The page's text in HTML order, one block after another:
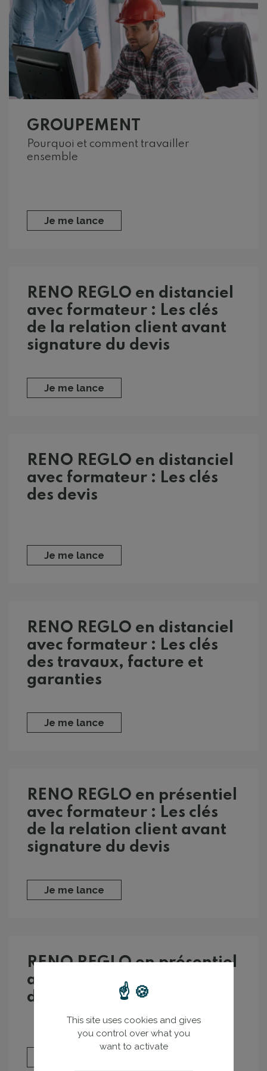
GROUPEMENT
Pourquoi et comment travailler
ensemble
Je me lance
RENO REGLO en distanciel
avec formateur : Les clés
de la relation client avant
signature du devis
Je me lance
RENO REGLO en distanciel
avec formateur : Les clés
des devis
Je me lance
RENO REGLO en distanciel
avec formateur : Les clés
des travaux, facture et
garanties
Je me lance
RENO REGLO en présentiel
avec formateur : Les clés
de la relation client avant
signature du devis
Je me lance
RENO REGLO en présentiel
avec formateur : Les clés
des devis
This site uses cookies and gives
you control over what you
want to activate